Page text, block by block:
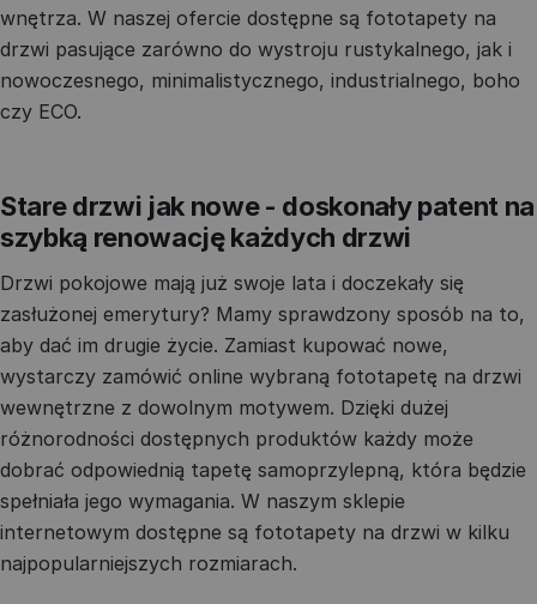
wnętrza. W naszej ofercie dostępne są fototapety na
drzwi pasujące zarówno do wystroju rustykalnego, jak i
nowoczesnego, minimalistycznego, industrialnego, boho
czy ECO.
Stare drzwi jak nowe - doskonały patent na
szybką renowację każdych drzwi
Drzwi pokojowe mają już swoje lata i doczekały się
zasłużonej emerytury? Mamy sprawdzony sposób na to,
aby dać im drugie życie. Zamiast kupować nowe,
wystarczy zamówić online wybraną fototapetę na drzwi
wewnętrzne z dowolnym motywem. Dzięki dużej
różnorodności dostępnych produktów każdy może
dobrać odpowiednią tapetę samoprzylepną, która będzie
spełniała jego wymagania. W naszym sklepie
internetowym dostępne są fototapety na drzwi w kilku
najpopularniejszych rozmiarach.